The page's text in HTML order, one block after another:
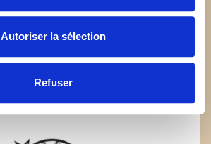
Autoriser la sélection
Refuser